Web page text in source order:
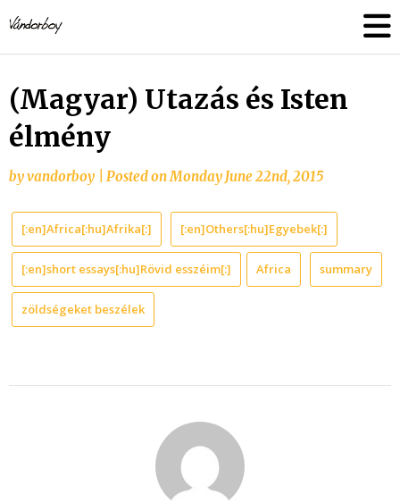
to
content
(Magyar) Utazás és Isten
élmény
byvandorboy Posted onMonday June 22nd, 2015
[:en]Africa[:hu]Afrika[:] [:en]Others[:hu]Egyebek[:]
[:en]short essays[:hu]Rövid esszéim[:] Africa summary
zöldségeket beszélek